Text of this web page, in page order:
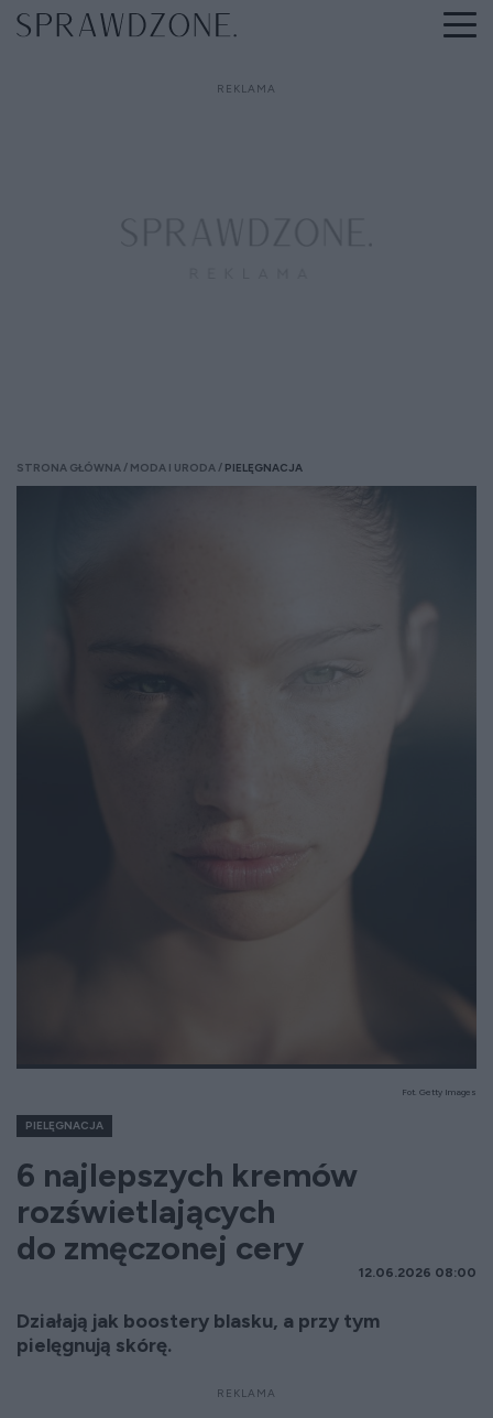
STRONA GŁÓWNA MODA I URODA PIELĘGNACJA
Fot. Getty Images
PIELĘGNACJA
6 najlepszych kremów
rozświetlających
do zmęczonej cery
12.06.2026 08:00
Działają jak boostery blasku, a przy tym
pielęgnują skórę.